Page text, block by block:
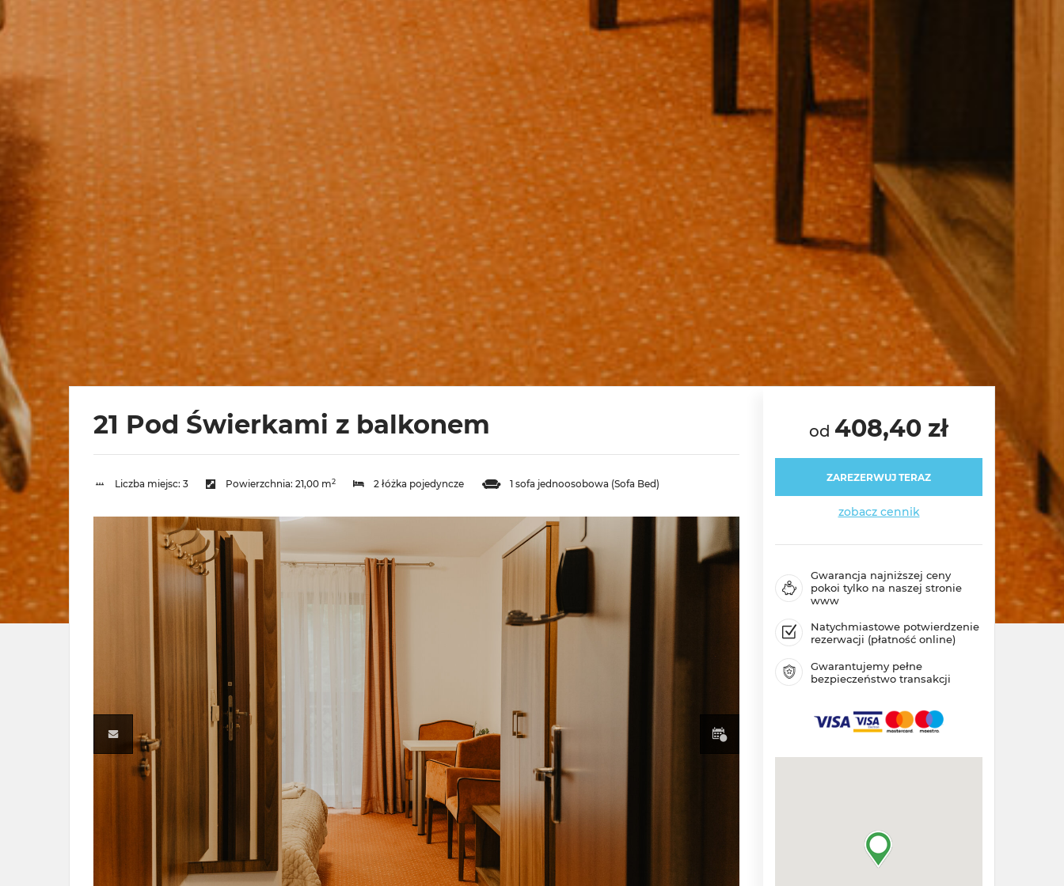
21 Pod Świerkami z balkonem
Liczba miejsc: 3 Powierzchnia: 21,00 m2 2 łóżka pojedyncze 1 sofa jednoosobowa (Sofa Bed)
od 408,40 zł
ZAREZERWUJ TERAZ
zobacz cennik
Gwarancja najniższej ceny
pokoi tylko na naszej stronie
www
Natychmiastowe potwierdzenie
rezerwacji (płatność online)
Gwarantujemy pełne
bezpieczeństwo transakcji